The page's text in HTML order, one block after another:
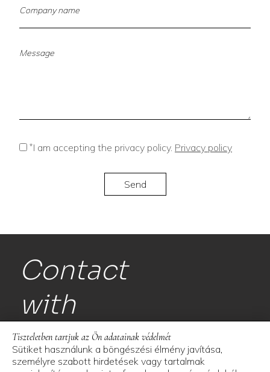
*I am accepting the privacy policy. Privacy policy
Contact
with
us!
Space and More Kft.
Tiszteletben tartjuk az Ön adatainak védelmét
Sütiket használunk a böngészési élmény javítása,
személyre szabott hirdetések vagy tartalmak